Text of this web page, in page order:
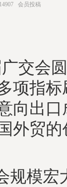
会员投稿
交会
项指
向出口
外贸
规模宏